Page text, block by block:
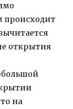
происходит
открытия
на